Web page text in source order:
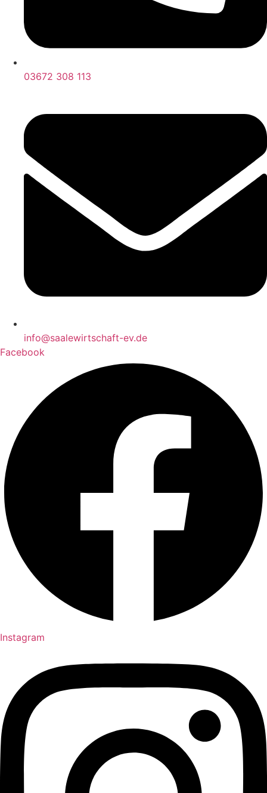
03672 308 113
info@saalewirtschaft-ev.de
Facebook
Instagram